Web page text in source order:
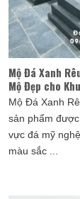
Mộ Đá Xanh
Mộ Đẹp cho
Mộ Đá Xanh
sản phẩm
vực đá mỹ
màu sắc ...